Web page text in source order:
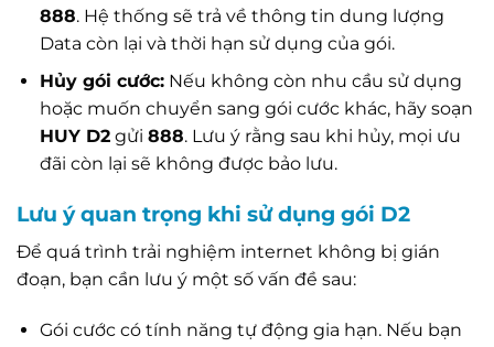
888. Hệ thống sẽ trả về thông tin dung lượng
Data còn lại và thời hạn sử dụng của gói.
Hủy gói cước:Nếu không còn nhu cầu sử dụng
hoặc muốn chuyển sang gói cước khác, hãy soạn
HUY D2gửi 888. Lưu ý rằng sau khi hủy, mọi ưu
đãi còn lại sẽ không được bảo lưu.
Lưu ý quan trọng khi sử dụng gói D2
Để quá trình trải nghiệm internet không bị gián
đoạn, bạn cần lưu ý một số vấn đề sau:
Gói cước có tính năng tự động gia hạn. Nếu bạn